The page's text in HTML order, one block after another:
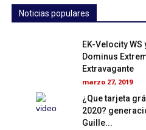
Noticias populares
EK-Velocity WS
Dominus
Extravagante
marzo 27, 2019
¿Que tarjeta
2020?
Guille...